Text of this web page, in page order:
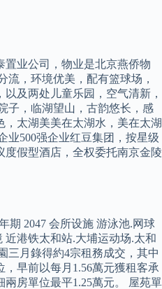
业公司，物业是北京燕侨物
流，环境优美，配有篮球场，
及两处儿童乐园，空气清新，
子，临湖望山，古韵悠长，感
太湖美美在太湖水，美在太湖
业500强企业红豆集团，按星级
假型酒店，全权委托南京金陵
期 2047 会所设施 游泳池.网球
港铁太和站.大埔运动场.太和
月錄得約4宗租務成交，其中
，早前以每月1.56萬元獲租客承
房單位最平1.25萬元。 屋苑單